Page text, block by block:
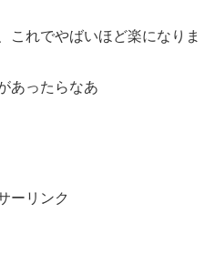
これでやばいほど楽になりま
あったらなあ
ーリンク